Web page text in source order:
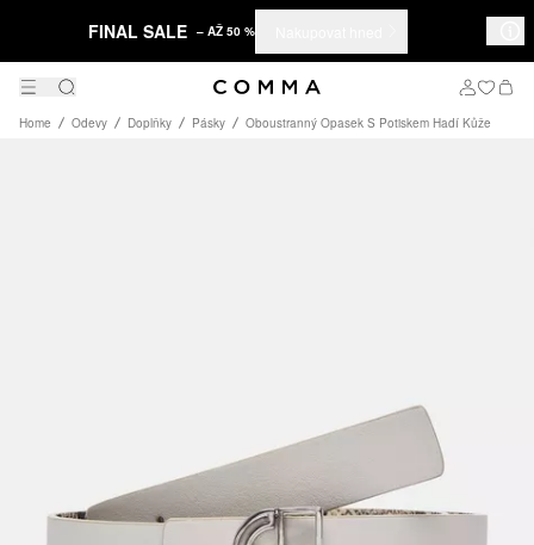
FINAL SALE – AŽ 50 %
Home Odevy Doplňky Pásky Oboustranný Opasek S Potiskem Hadí Kůže